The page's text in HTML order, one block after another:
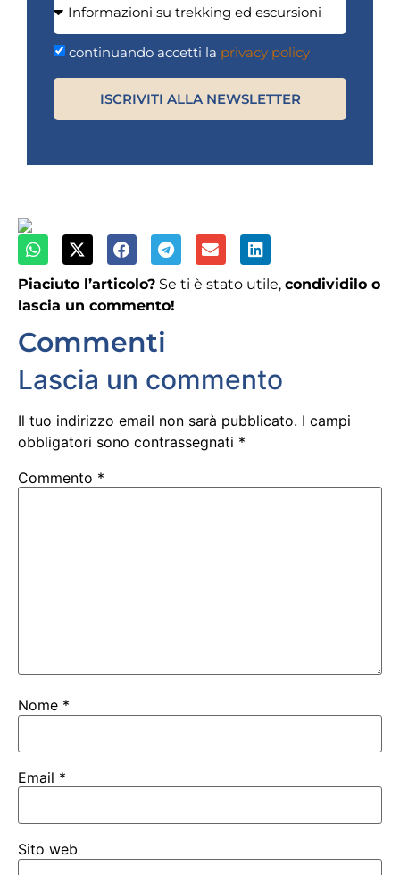
continuando accetti la privacy policy
ISCRIVITI ALLA NEWSLETTER
Piaciuto l’articolo? Se ti è stato utile, condividilo o
lascia un commento!
Commenti
Lascia un commento
Il tuo indirizzo email non sarà pubblicato. I campi
obbligatori sono contrassegnati *
Commento *
Nome *
Email *
Sito web